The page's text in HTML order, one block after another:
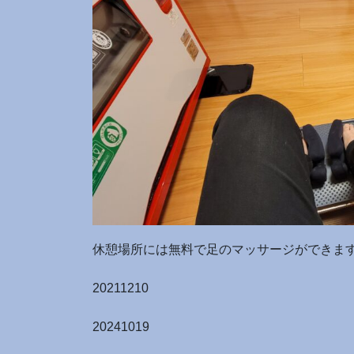
休憩場所には無料で足のマッサージができま
20211210
20241019